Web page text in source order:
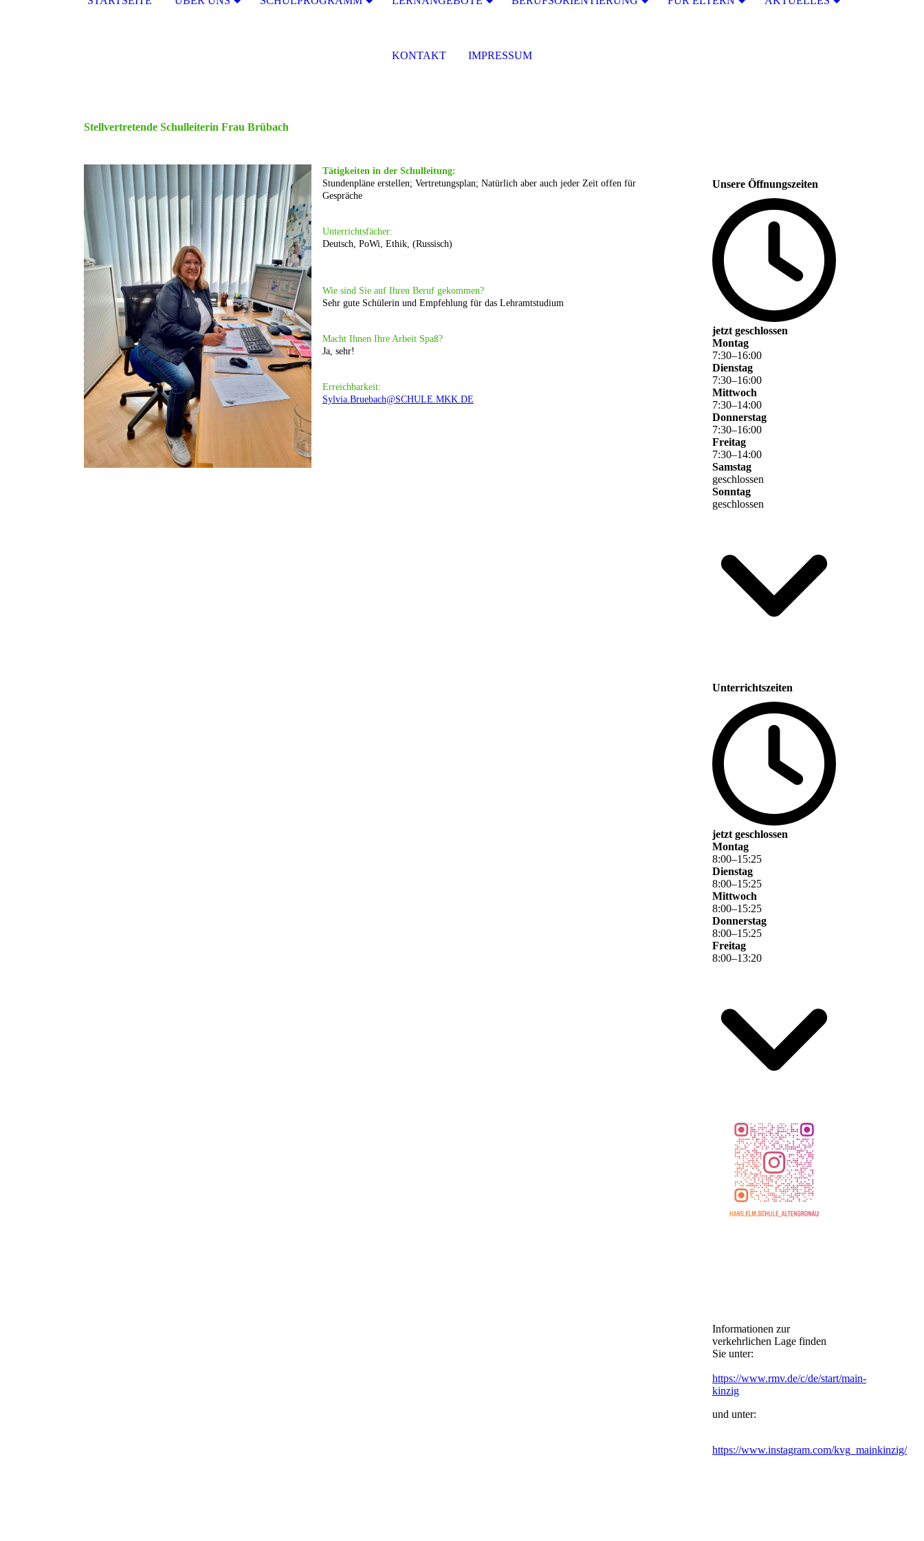
KONTAKT IMPRESSUM
Stellvertretende Schulleiterin Frau Brübach
Tätigkeiten in der Schulleitung:
Stundenpläne erstellen; Vertretungsplan; Natürlich aber auch jeder Zeit offen für
Gespräche​
Unterrichtsfächer:
Deutsch, PoWi, Ethik, (Russisch)​
Wie sind Sie auf Ihren Beruf gekommen?
Sehr gute Schülerin und Empfehlung für das Lehramtstudium
Macht Ihnen Ihre Arbeit Spaß?
Ja, sehr!
Erreichbarkeit:
Sylvia.Bruebach@SCHULE.MKK.DE
Unsere Öffnungszeiten
jetzt geschlossen
Montag
7:30–16:00
Dienstag
7:30–16:00
Mittwoch
7:30–14:00
Donnerstag
7:30–16:00
Freitag
7:30–14:00
Samstag
geschlossen
Sonntag
geschlossen
Unterrichtszeiten
jetzt geschlossen
Montag
8:00–15:25
Dienstag
8:00–15:25
Mittwoch
8:00–15:25
Donnerstag
8:00–15:25
Freitag
8:00–13:20
Informationen zur
verkehrlichen Lage finden
Sie unter:
https://www.rmv.de/c/de/start/main-
kinzig
und unter:
https://www.instagram.com/kvg_mainkinzig/